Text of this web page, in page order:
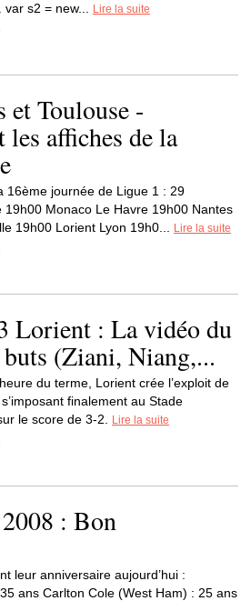
s2 = new...
Lire la suite
et Toulouse -
affiches de la
16ème journée de Ligue 1 : 29
19h00 Monaco Le Havre 19h00 Nantes
19h00 Lorient Lyon 19h0...
Lire la suite
Lorient : La vidéo du
buts (Ziani, Niang,...
du terme, Lorient crée l’exploit de
finalement au Stade
le score de 3-2.
Lire la suite
: Bon
leur anniversaire aujourd’hui :
ans Carlton Cole (West Ham) : 25 ans